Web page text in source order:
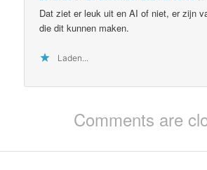
Dat ziet er leuk uit en AI of niet, er zijn
die dit kunnen maken.
Laden...
Comments are